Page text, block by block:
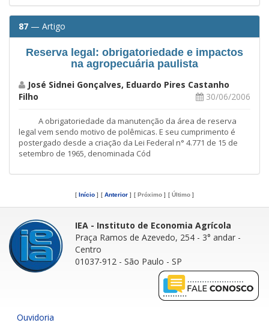
87 — Artigo
Reserva legal: obrigatoriedade e impactos
na agropecuária paulista
José Sidnei Gonçalves, Eduardo Pires Castanho
Filho
30/06/2006
A obrigatoriedade da manutenção da área de reserva
legal vem sendo motivo de polêmicas. E seu cumprimento é
postergado desde a criação da Lei Federal n° 4.771 de 15 de
setembro de 1965, denominada Cód
[ Início ] [ Anterior ] [ Próximo ] [ Último ]
IEA - Instituto de Economia Agrícola
Praça Ramos de Azevedo, 254 - 3° andar -
Centro
01037-912 - São Paulo - SP
Ouvidoria